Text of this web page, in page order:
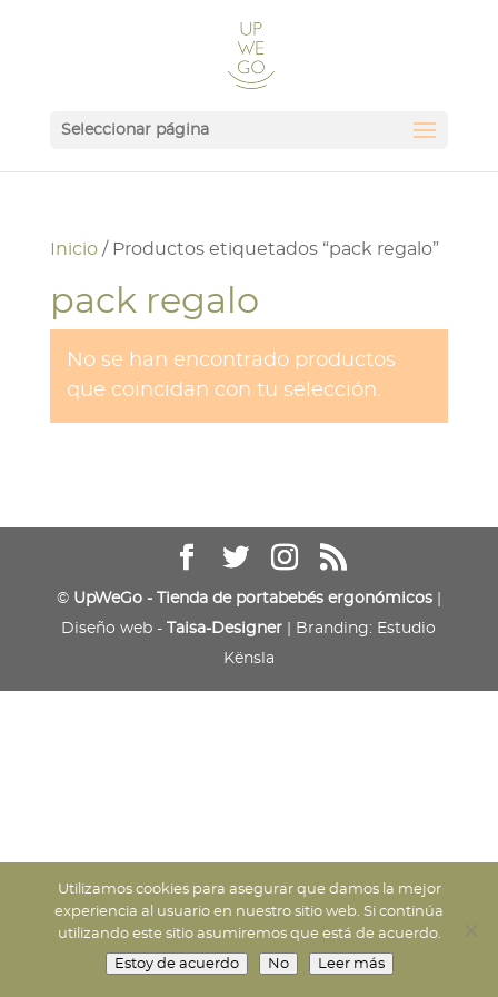
Seleccionar página
Inicio/ Productos etiquetados “pack regalo”
pack regalo
No se han encontrado productos
que coincidan con tu selección.
© UpWeGo - Tienda de portabebés ergonómicos|
Diseño web -
Taisa-Designer | Branding: Estudio
Kënsla
Utilizamos cookies para asegurar que damos la mejor
experiencia al usuario en nuestro sitio web. Si continúa
utilizando este sitio asumiremos que está de acuerdo.
Estoy de acuerdo No Leer más